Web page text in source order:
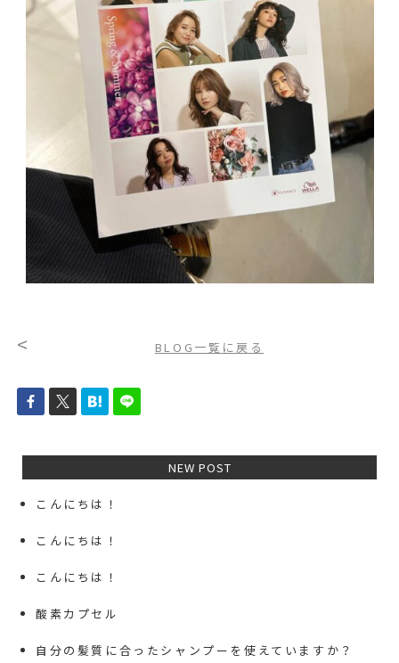
< BLOG一覧に戻る
NEW POST
こんにちは！
こんにちは！
こんにちは！
酸素カプセル
自分の髪質に合ったシャンプーを使えていますか？